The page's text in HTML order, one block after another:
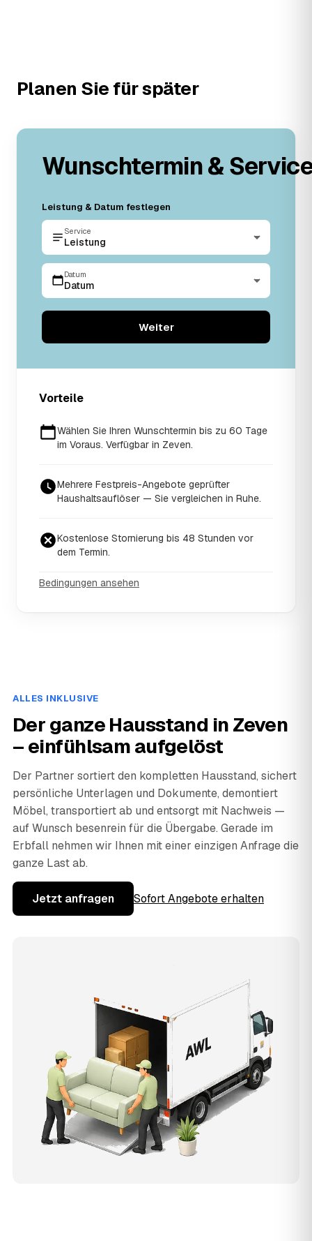
Planen Sie für später
Wunschtermin &
Leistung & Datum festlegen
Service
Leistung
Datum
Datum
Weiter
Vorteile
Wählen Sie Ihren Wunschtermin bis zu 60 Tage
im Voraus. Verfügbar in Zeven.
Mehrere Festpreis-Angebote geprüfter
Haushaltsauflöser — Sie vergleichen in Ruhe.
Kostenlose Stornierung bis 48 Stunden vor
dem Termin.
Bedingungen ansehen
ALLES INKLUSIVE
Der ganze Hausstand in Zeven
– einfühlsam aufgelöst
Der Partner sortiert den kompletten Hausstand, sichert
persönliche Unterlagen und Dokumente, demontiert
Möbel, transportiert ab und entsorgt mit Nachweis —
auf Wunsch besenrein für die Übergabe. Gerade im
Erbfall nehmen wir Ihnen mit einer einzigen Anfrage die
ganze Last ab.
Jetzt anfragen Sofort Angebote erhalten